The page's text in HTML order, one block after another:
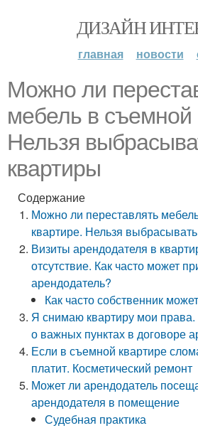
ДИЗАЙН
главная новости
Можно ли
мебель в съемной
Нельзя
квартиры
Содержание
Можно ли переставлять
квартире. Нельзя
Визиты арендодателя в
отсутствие. Как часто может
арендодатель?
Как часто собственник
Я снимаю квартиру мои права.
о важных пунктах в договоре
Если в съемной квартире
платит. Косметический ремонт
Может ли арендодатель
арендодателя в помещение
Судебная практика